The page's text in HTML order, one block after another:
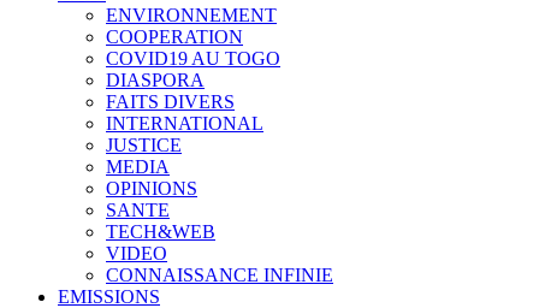
ENVIRONNEMENT
COOPERATION
COVID19 AU TOGO
DIASPORA
FAITS DIVERS
INTERNATIONAL
JUSTICE
MEDIA
OPINIONS
SANTE
TECH&WEB
VIDEO
CONNAISSANCE INFINIE
EMISSIONS